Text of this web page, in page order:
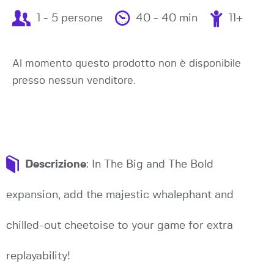
1 - 5 persone 40 - 40 min 11+
Al momento questo prodotto non è disponibile
presso nessun venditore.
Descrizione: In The Big and The Bold
expansion, add the majestic whalephant and
chilled-out cheetoise to your game for extra
replayability!